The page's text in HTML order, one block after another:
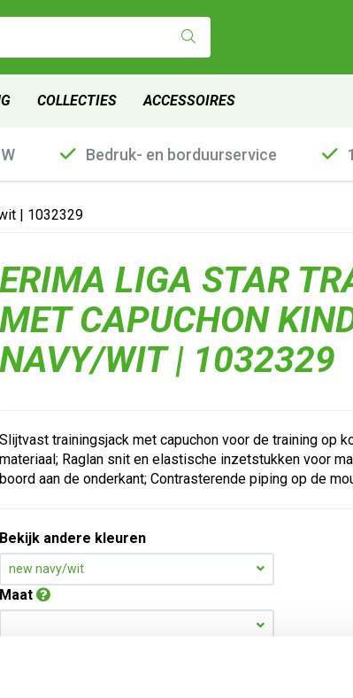
COLLECTIES ACCESSOIRES
Bedruk- en borduurservice
| 1032329
ERIMA LIGA STAR
MET CAPUCHON
NAVY/WIT | 1032329
Slijtvast trainingsjack met capuchon voor de training op
materiaal; Raglan snit en elastische inzetstukken voor
boord aan de onderkant; Contrasterende piping op de
Bekijk andere kleuren
new navy/wit
Maat